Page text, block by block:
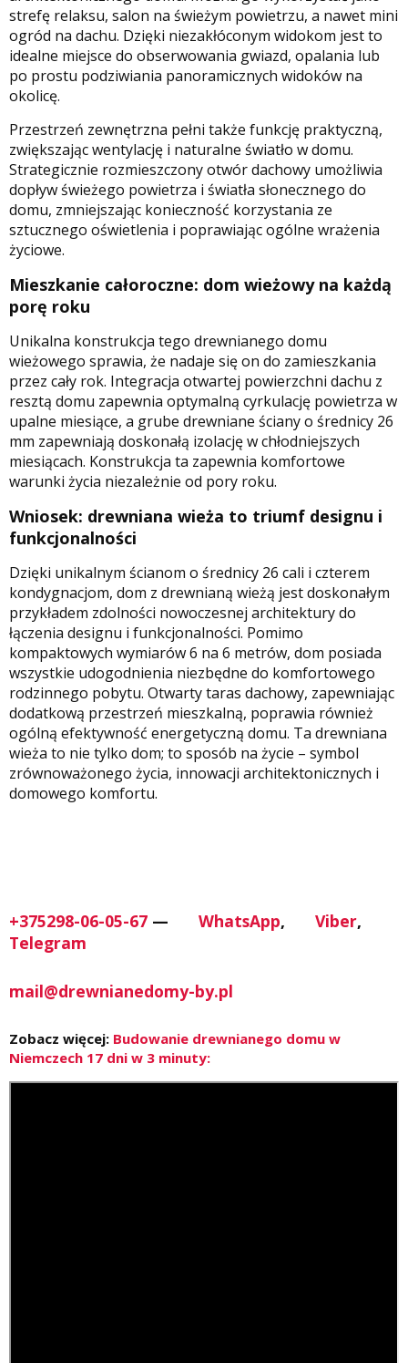
strefę relaksu, salon na świeżym powietrzu, a nawet mini
ogród na dachu. Dzięki niezakłóconym widokom jest to
idealne miejsce do obserwowania gwiazd, opalania lub
po prostu podziwiania panoramicznych widoków na
okolicę.
Przestrzeń zewnętrzna pełni także funkcję praktyczną,
zwiększając wentylację i naturalne światło w domu.
Strategicznie rozmieszczony otwór dachowy umożliwia
dopływ świeżego powietrza i światła słonecznego do
domu, zmniejszając konieczność korzystania ze
sztucznego oświetlenia i poprawiając ogólne wrażenia
życiowe.
Mieszkanie całoroczne: dom wieżowy na każdą
porę roku
Unikalna konstrukcja tego drewnianego domu
wieżowego sprawia, że ​​nadaje się on do zamieszkania
przez cały rok. Integracja otwartej powierzchni dachu z
resztą domu zapewnia optymalną cyrkulację powietrza w
upalne miesiące, a grube drewniane ściany o średnicy 26
mm zapewniają doskonałą izolację w chłodniejszych
miesiącach. Konstrukcja ta zapewnia komfortowe
warunki życia niezależnie od pory roku.
Wniosek: drewniana wieża to triumf designu i
funkcjonalności
Dzięki unikalnym ścianom o średnicy 26 cali i czterem
kondygnacjom, dom z drewnianą wieżą jest doskonałym
przykładem zdolności nowoczesnej architektury do
łączenia designu i funkcjonalności. Pomimo
kompaktowych wymiarów 6 na 6 metrów, dom posiada
wszystkie udogodnienia niezbędne do komfortowego
rodzinnego pobytu. Otwarty taras dachowy, zapewniając
dodatkową przestrzeń mieszkalną, poprawia również
ogólną efektywność energetyczną domu. Ta drewniana
wieża to nie tylko dom; to sposób na życie – symbol
zrównoważonego życia, innowacji architektonicznych i
domowego komfortu.
+375298-06-05-67 — WhatsApp, Viber,
Telegram
mail@drewnianedomy-by.pl
Zobacz więcej: Budowanie drewnianego domu w
Niemczech 17 dni w 3 minuty: